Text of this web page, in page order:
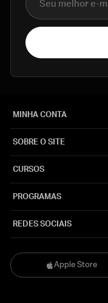
Apple Store
MINHA CONTA
SOBRE O SITE
CURSOS
PROGRAMAS
REDES SOCIAIS